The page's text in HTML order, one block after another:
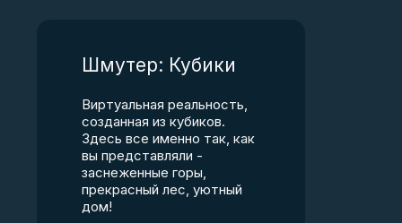
Шмутер: Кубики
Виртуальная реальность,
созданная из кубиков.
Здесь все именно так, как
вы представляли -
заснеженные горы,
прекрасный лес, уютный
дом!